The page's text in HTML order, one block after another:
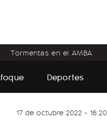
Tormentas en el AMBA
Deportes
17 de octubre 2022 - 16:20